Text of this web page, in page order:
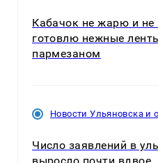
Кабачок не жарю и не
готовлю нежные
пармезаном
Новости Ульяновска и
Число заявлений в